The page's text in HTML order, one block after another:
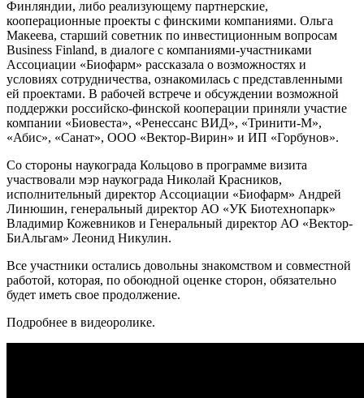
Финляндии, либо реализующему партнерские,
кооперационные проекты с финскими компаниями. Ольга
Макеева, старший советник по инвестиционным вопросам
Business Finland, в диалоге с компаниями-участниками
Ассоциации «Биофарм» рассказала о возможностях и
условиях сотрудничества, ознакомилась с представленными
ей проектами. В рабочей встрече и обсуждении возможной
поддержки российско-финской кооперации приняли участие
компании «Биовеста», «Ренессанс ВИД», «Тринити-М»,
«Абис», «Санат», ООО «Вектор-Вирин» и ИП «Горбунов».
Со стороны наукограда Кольцово в программе визита
участвовали мэр наукограда Николай Красников,
исполнительный директор Ассоциации «Биофарм» Андрей
Линюшин, генеральный директор АО «УК Биотехнопарк»
Владимир Кожевников и Генеральный директор АО «Вектор-
БиАльгам» Леонид Никулин.
Все участники остались довольны знакомством и совместной
работой, которая, по обоюдной оценке сторон, обязательно
будет иметь свое продолжение.
Подробнее в видеоролике.